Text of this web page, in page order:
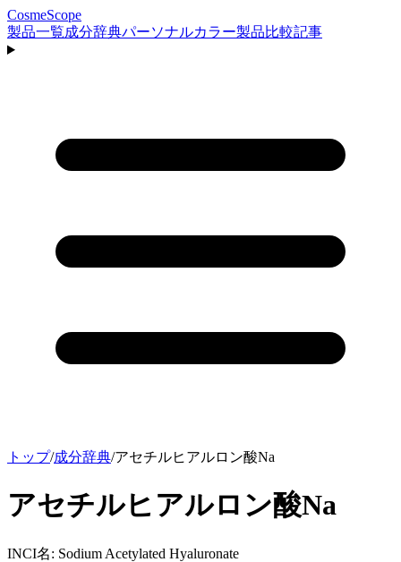
CosmeScope
製品一覧成分辞典パーソナルカラー製品比較記事
トップ/成分辞典/アセチルヒアルロン酸Na
アセチルヒアルロン酸Na
INCI名: Sodium Acetylated Hyaluronate